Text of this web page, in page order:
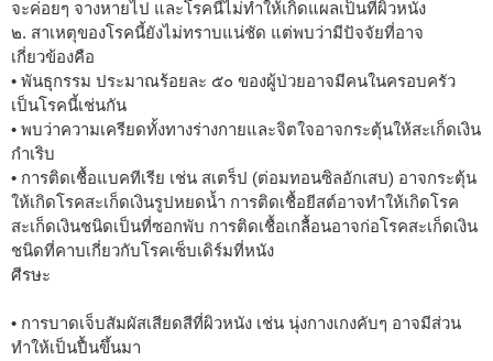
จะค่อยๆ จางหายไป และโรคนี้ไม่ทำให้เกิดแผลเป็นที่ผิวหนัง
๒. สาเหตุของโรคนี้ยังไม่ทราบแน่ชัด แต่พบว่ามีปัจจัยที่อาจ
เกี่ยวข้องคือ
• พันธุกรรม ประมาณร้อยละ ๕๐ ของผู้ป่วยอาจมีคนในครอบครัว
เป็นโรคนี้เช่นกัน
• พบว่าความเครียดทั้งทางร่างกายและจิตใจอาจกระตุ้นให้สะเก็ดเงิน
กำเริบ
• การติดเชื้อแบคทีเรีย เช่น สเตร็ป (ต่อมทอนซิลอักเสบ) อาจกระตุ้น
ให้เกิดโรคสะเก็ดเงินรูปหยดน้ำ การติดเชื้อยีสต์อาจทำให้เกิดโรค
สะเก็ดเงินชนิดเป็นที่ซอกพับ การติดเชื้อเกลื้อนอาจก่อโรคสะเก็ดเงิน
ชนิดที่คาบเกี่ยวกับโรคเซ็บเดิร์มที่หนัง
ศีรษะ
• การบาดเจ็บสัมผัสเสียดสีที่ผิวหนัง เช่น นุ่งกางเกงคับๆ อาจมีส่วน
ทำให้เป็นปื้นขึ้นมา